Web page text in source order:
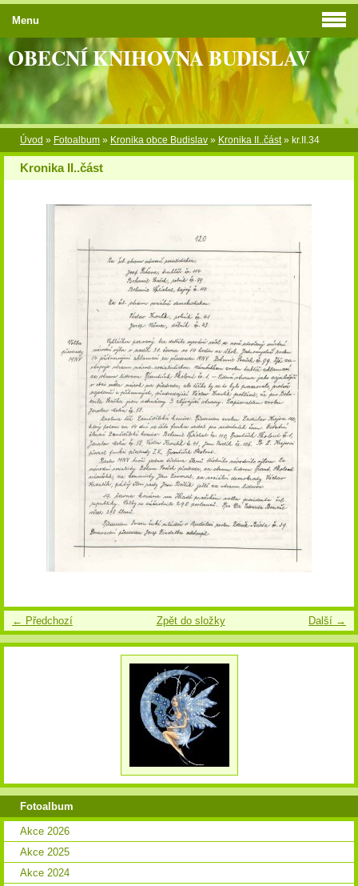
OBECNÍ KNIHOVNA BUDISLAV
Úvod » Fotoalbum » Kronika obce Budislav » Kronika II..část» kr.II.34
Kronika II..část
← Předchozí Další →
Zpět do složky
Menu
Fotoalbum
Akce 2026
Akce 2025
Akce 2024